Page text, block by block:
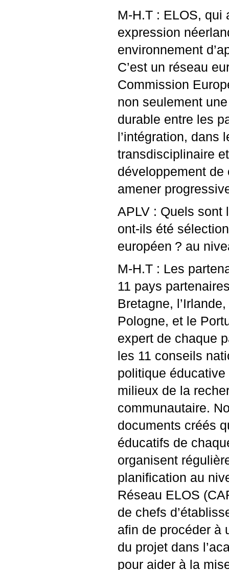
M-H.T : ELOS, qui
expression
environnement
C’est un réseau
Commission
non seulement
durable entre les
l’intégration, dans
transdisciplinaire
développement
amener
APLV : Quels sont
ont-ils été
européen ? au
M-H.T : Les
11 pays
Bretagne,
Pologne, et le
expert de chaque
les 11 conseils
politique
milieux de la
communautaire.
documents créés
éducatifs de
organisent
planification au
Réseau ELOS (
de chefs
afin de procéder à
du projet dans
pour aider à la